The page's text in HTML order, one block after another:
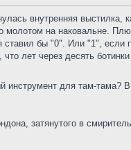
внутренняя выстилка,
молотом на наковальне.
бы "0". Или "1", если
лет через десять ботинки
инструмент для там-тама?
затянутого в